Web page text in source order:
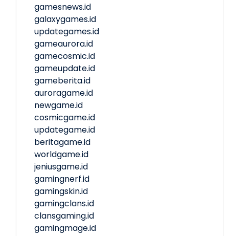
gamesnews.id
galaxygames.id
updategames.id
gameaurora.id
gamecosmic.id
gameupdate.id
gameberita.id
auroragame.id
newgame.id
cosmicgame.id
updategame.id
beritagame.id
worldgame.id
jeniusgame.id
gamingnerf.id
gamingskin.id
gamingclans.id
clansgaming.id
gamingmage.id